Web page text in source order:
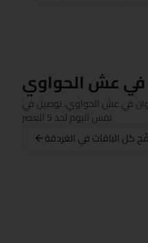
في عش الحواوي
في عش الحواوي، توصيل في
نفس اليوم لحد 5 العصر
كل الباقات في الغردقة